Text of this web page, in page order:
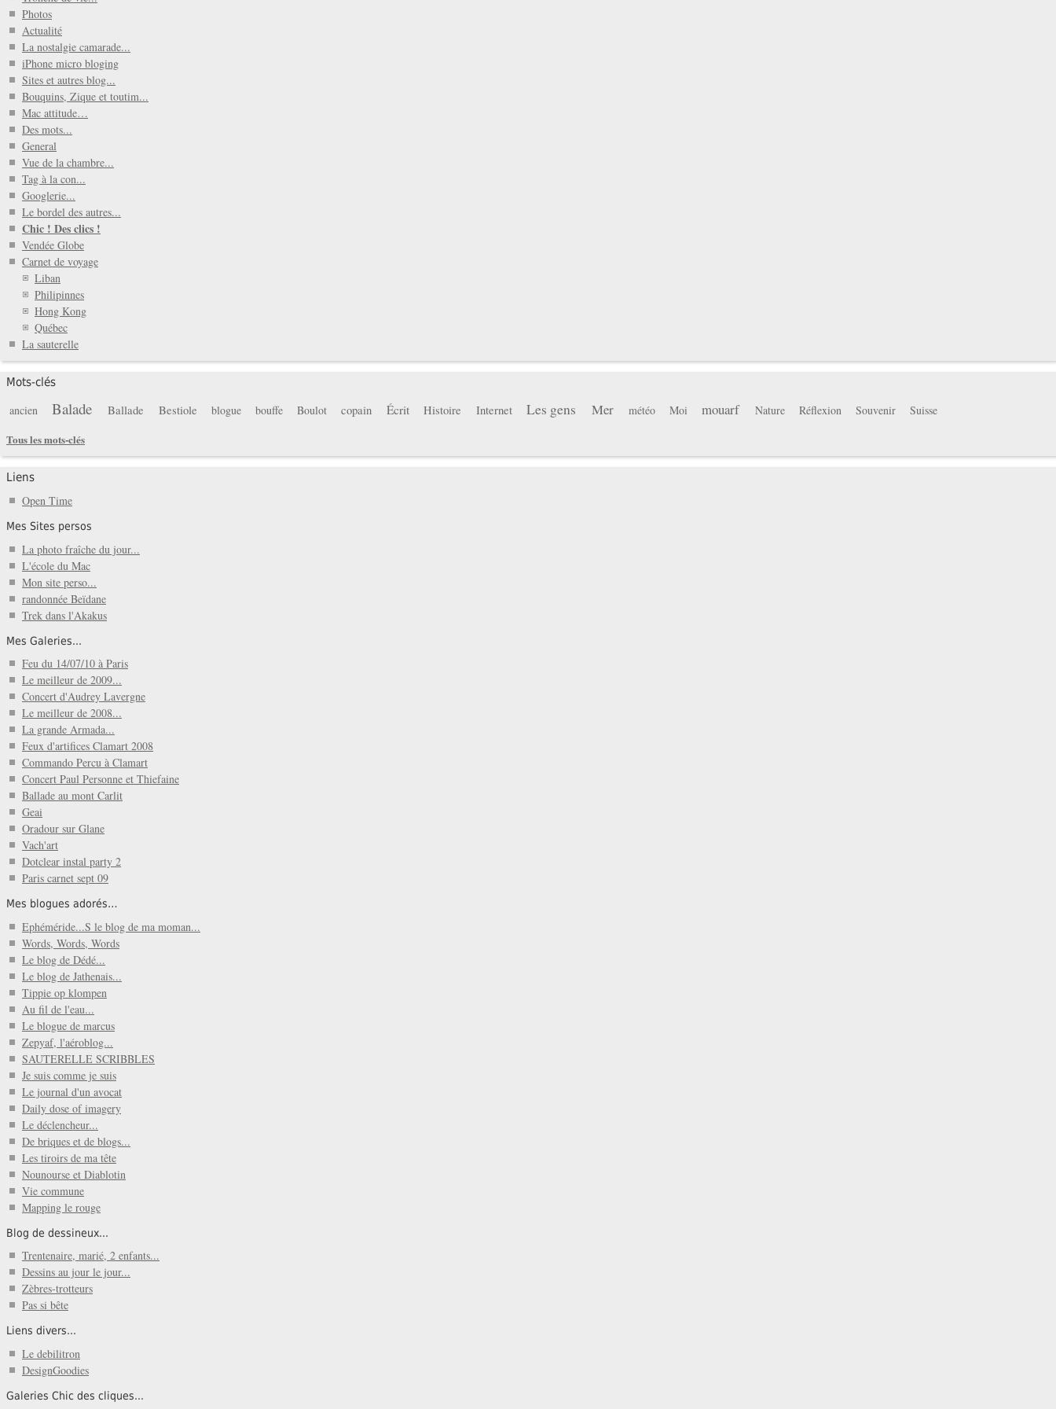
Photos
Actualité
La nostalgie camarade...
iPhone micro bloging
Sites et autres blog...
Bouquins, Zique et toutim...
Mac attitude…
Des mots...
General
Vue de la chambre...
Tag à la con...
Googlerie...
Le bordel des autres...
Chic ! Des clics !
Vendée Globe
Carnet de voyage
Liban
Philipinnes
Hong Kong
Québec
La sauterelle
Mots-clés
ancien Balade Ballade Bestiole blogue bouffe Boulot copain Écrit Histoire Internet Les gens Mer météo Moi mouarf Nature Réflexion Souvenir
Suisse
Tous les mots-clés
Liens
Open Time
Mes Sites persos
La photo fraîche du jour...
L'école du Mac
Mon site perso...
randonnée Beïdane
Trek dans l'Akakus
Mes Galeries...
Feu du 14/07/10 à Paris
Le meilleur de 2009...
Concert d'Audrey Lavergne
Le meilleur de 2008...
La grande Armada...
Feux d'artifices Clamart 2008
Commando Percu à Clamart
Concert Paul Personne et Thiefaine
Ballade au mont Carlit
Geai
Oradour sur Glane
Vach'art
Dotclear instal party 2
Paris carnet sept 09
Mes blogues adorés…
Ephéméride...S le blog de ma moman...
Words, Words, Words
Le blog de Dédé...
Le blog de Jathenais...
Tippie op klompen
Au fil de l'eau...
Le blogue de marcus
Zepyaf, l'aéroblog...
SAUTERELLE SCRIBBLES
Je suis comme je suis
Le journal d'un avocat
Daily dose of imagery
Le déclencheur...
De briques et de blogs...
Les tiroirs de ma tête
Nounourse et Diablotin
Vie commune
Mapping le rouge
Blog de dessineux...
Trentenaire, marié, 2 enfants...
Dessins au jour le jour...
Zèbres-trotteurs
Pas si bête
Liens divers...
Le debilitron
DesignGoodies
Galeries Chic des cliques...